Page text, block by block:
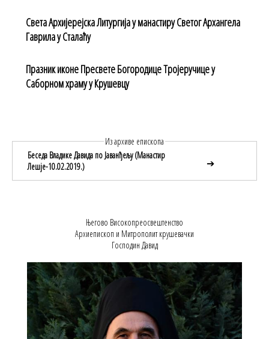
Света Архијерејска Литургија у манастиру Светог Архангела
Гаврила у Сталаћу
Празник иконе Пресвете Богородице Тројеручице у
Саборном храму у Крушевцу
Из архиве епископа
Беседа Владике Давида по Јаванђељу (Манастир
Лешје-10.02.2019.)
➔
Његово Високопреосвештенство
Архиепископ и Митрополит крушевачки
Господин Давид